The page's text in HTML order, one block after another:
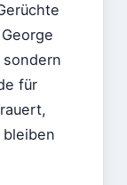
sondern
für